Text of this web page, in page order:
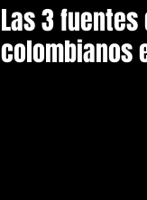
Las 3
colombianos